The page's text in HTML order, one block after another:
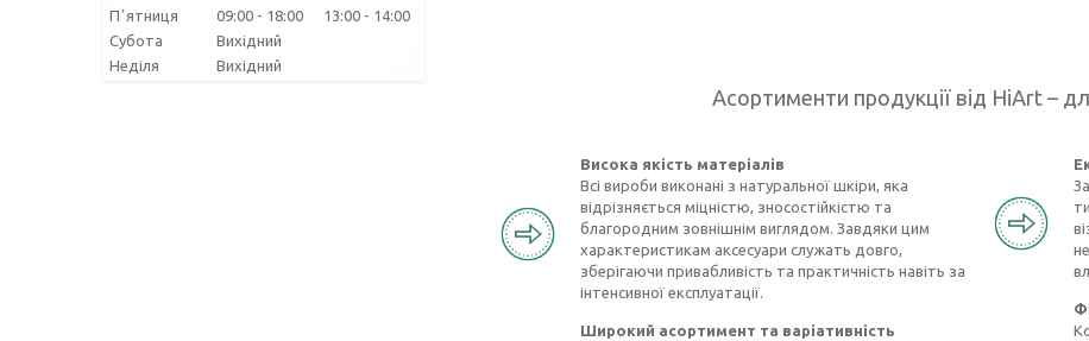
Асортименти продукції від HiArt –
Висока якість матеріалів
Всі вироби виконані з натуральної шкіри, яка
відрізняється міцністю, зносостійкістю та
благородним зовнішнім виглядом. Завдяки цим
характеристикам аксесуари служать довго,
зберігаючи привабливість та практичність навіть за
інтенсивної експлуатації.
Широкий асортимент та варіативність
Пʼятниця
09:00 18:00 13:00
14:00
Субота
Вихідний
Неділя
Вихідний